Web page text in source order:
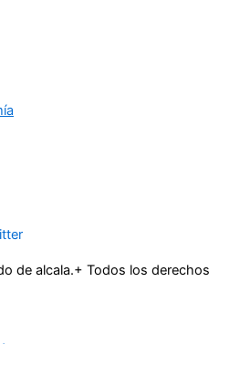
de alcala.+ Todos los derechos